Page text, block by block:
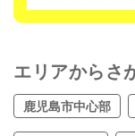
エリアからさ
鹿児島市中心部